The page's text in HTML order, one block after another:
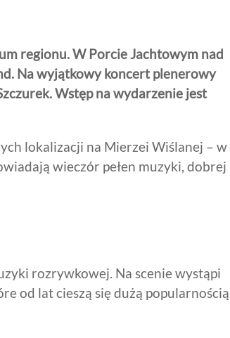
regionu. W Porcie Jachtowym nad
Na wyjątkowy koncert plenerowy
Wstęp na wydarzenie jest
lokalizacji na Mierzei Wiślanej – w
wieczór pełen muzyki, dobrej
rozrywkowej. Na scenie wystąpi
od lat cieszą się dużą popularnością